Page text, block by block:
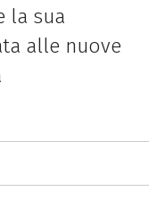
la sua
alle nuove